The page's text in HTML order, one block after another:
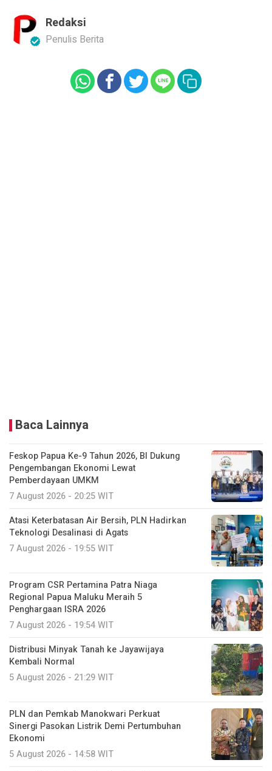
Redaksi
Penulis Berita
Baca Lainnya
Feskop Papua Ke-9 Tahun 2026, BI Dukung
Pengembangan Ekonomi Lewat
Pemberdayaan UMKM
7 August 2026 - 20:25 WIT
Atasi Keterbatasan Air Bersih, PLN Hadirkan
Teknologi Desalinasi di Agats
7 August 2026 - 19:55 WIT
Program CSR Pertamina Patra Niaga
Regional Papua Maluku Meraih 5
Penghargaan ISRA 2026
7 August 2026 - 19:54 WIT
Distribusi Minyak Tanah ke Jayawijaya
Kembali Normal
5 August 2026 - 21:29 WIT
PLN dan Pemkab Manokwari Perkuat
Sinergi Pasokan Listrik Demi Pertumbuhan
Ekonomi
5 August 2026 - 14:58 WIT